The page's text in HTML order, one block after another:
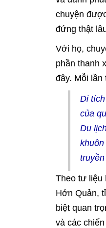
chuyện
đứng thật
Với họ,
phần thanh
đây. Mỗi lần
Di
của
Du
Theo tư liệu
Hớn Quản,
biệt quan
và các